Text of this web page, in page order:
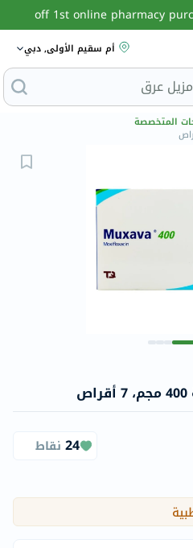
أم سقيم الأولى, دبي
المتخصصة
24 نقاط